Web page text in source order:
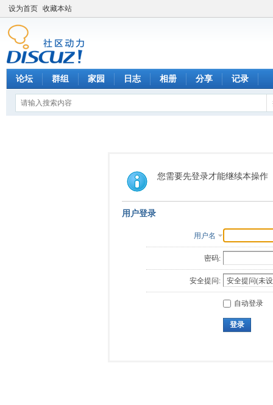
设为首页 收藏本站
论坛 群组 家园 日志 相册 分享 记录
您需要先登录才能继续本操作
用户登录
用户名
密码:
安全提问:
自动登录
登录